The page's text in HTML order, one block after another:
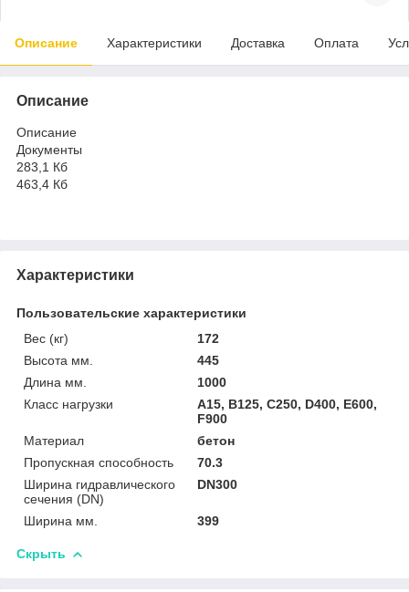
Описание Характеристики Доставка Оплата
Описание
Описание
Документы
283,1 Кб
463,4 Кб
Характеристики
Пользовательские характеристики
Вес (кг)
172
Высота мм.
445
Длина мм.
1000
Класс нагрузки
A15, B125, C250, D400, E600,
F900
Материал
бетон
Пропускная способность
70.3
Ширина гидравлического
сечения (DN)
DN300
Ширина мм. 399
Скрыть